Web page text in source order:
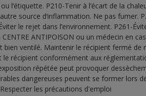
l’étiquette. P210-Tenir à l’écart de la
source d’inflammation. Ne pas fumer.
le rejet dans l’environnement. P261-
CENTRE ANTIPOISON ou un médecin en
bien ventilé. Maintenir le récipient fermé de
le récipient conformément aux
répétée peut provoquer
dangereuses peuvent se former lors
les précautions d'emploi